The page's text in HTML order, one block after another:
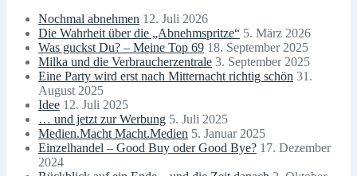
Nochmal abnehmen 12. Juli 2026
Die Wahrheit über die „Abnehmspritze“ 5. März 2026
Was guckst Du? – Meine Top 69 18. September 2025
Milka und die Verbraucherzentrale 3. September 2025
Eine Party wird erst nach Mitternacht richtig schön 31.
August 2025
Idee 12. Juli 2025
… und jetzt zur Werbung 5. Juli 2025
Medien.Macht Macht.Medien 5. Januar 2025
Einzelhandel – Good Buy oder Good Bye? 17. Dezember
2024